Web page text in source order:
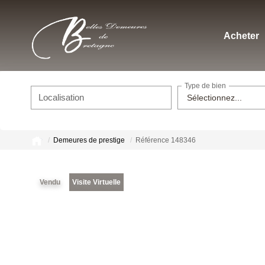
Acheter
Localisation Sélectionnez...
Type de bien
Demeures de prestige Référence 148346
Vendu Visite Virtuelle